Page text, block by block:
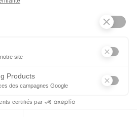
a eu un impact
c’est différent,
du tout les réseaux
de notre métier, mais